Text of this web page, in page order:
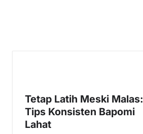
Tetap Latih Meski Malas:
Tips Konsisten Bapomi
Lahat